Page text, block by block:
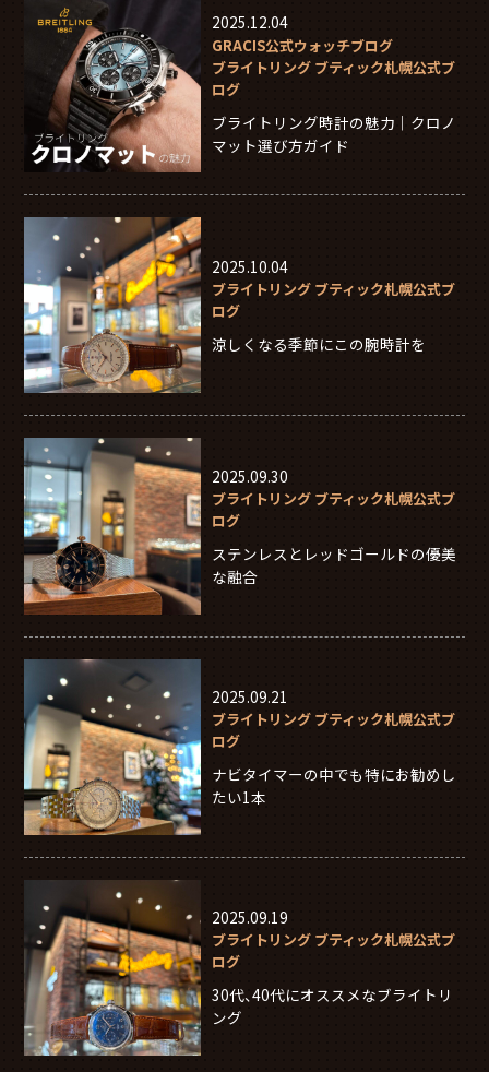
2025.12.04
GRACIS公式ウォッチブログ
ブライトリング ブティック札幌公式ブ
ログ
ブライトリング時計の魅力｜クロノ
マット選び方ガイド
2025.10.04
ブライトリング ブティック札幌公式ブ
ログ
涼しくなる季節にこの腕時計を
2025.09.30
ブライトリング ブティック札幌公式ブ
ログ
ステンレスとレッドゴールドの優美
な融合
2025.09.21
ブライトリング ブティック札幌公式ブ
ログ
ナビタイマーの中でも特にお勧めし
たい1本
2025.09.19
ブライトリング ブティック札幌公式ブ
ログ
30代、40代にオススメなブライトリ
ング